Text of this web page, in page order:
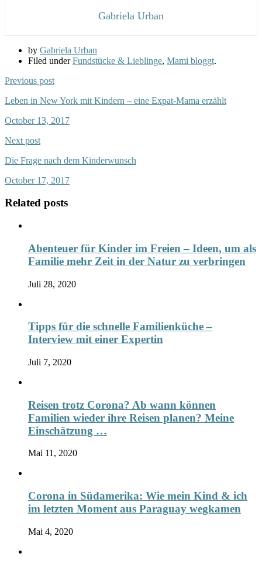
Gabriela Urban
by Gabriela Urban
Filed underFundstücke & Lieblinge, Mami bloggt.
Previous post
Leben in New York mit Kindern – eine Expat-Mama erzählt
October 13, 2017
Next post
Die Frage nach dem Kinderwunsch
October 17, 2017
Related posts
Abenteuer für Kinder im Freien – Ideen, um als
Familie mehr Zeit in der Natur zu verbringen
Juli 28, 2020
Tipps für die schnelle Familienküche –
Interview mit einer Expertin
Juli 7, 2020
Reisen trotz Corona? Ab wann können
Familien wieder ihre Reisen planen? Meine
Einschätzung …
Mai 11, 2020
Corona in Südamerika: Wie mein Kind & ich
im letzten Moment aus Paraguay wegkamen
Mai 4, 2020